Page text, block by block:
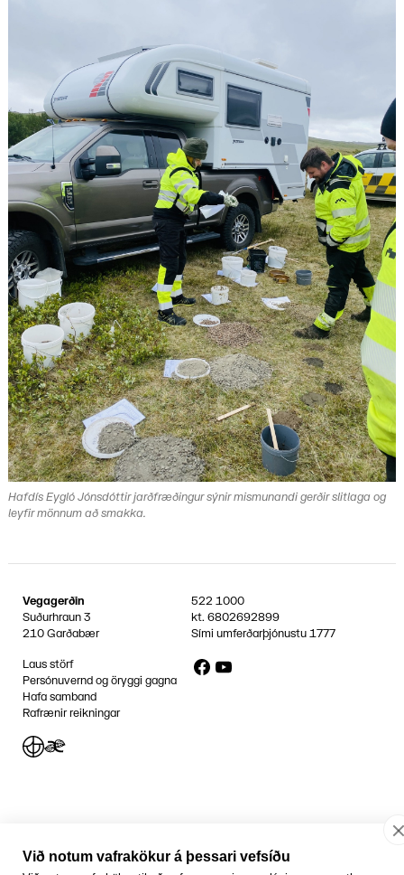
Hafdís Eygló Jónsdóttir jarðfræðingur sýnir mismunandi gerðir slitlaga og
leyfir mönnum að smakka.
Vegagerðin
Suðurhraun 3
210 Garðabær
522 1000
kt.6802692899
Sími umferðarþjónustu1777
Laus störf
Persónuvernd og öryggi gagna
Hafa samband
Rafrænir reikningar
FacebookYouTube
Jafnlaunavottun
Græn Skref
Við notum vafrakökur á þessari vefsíðu